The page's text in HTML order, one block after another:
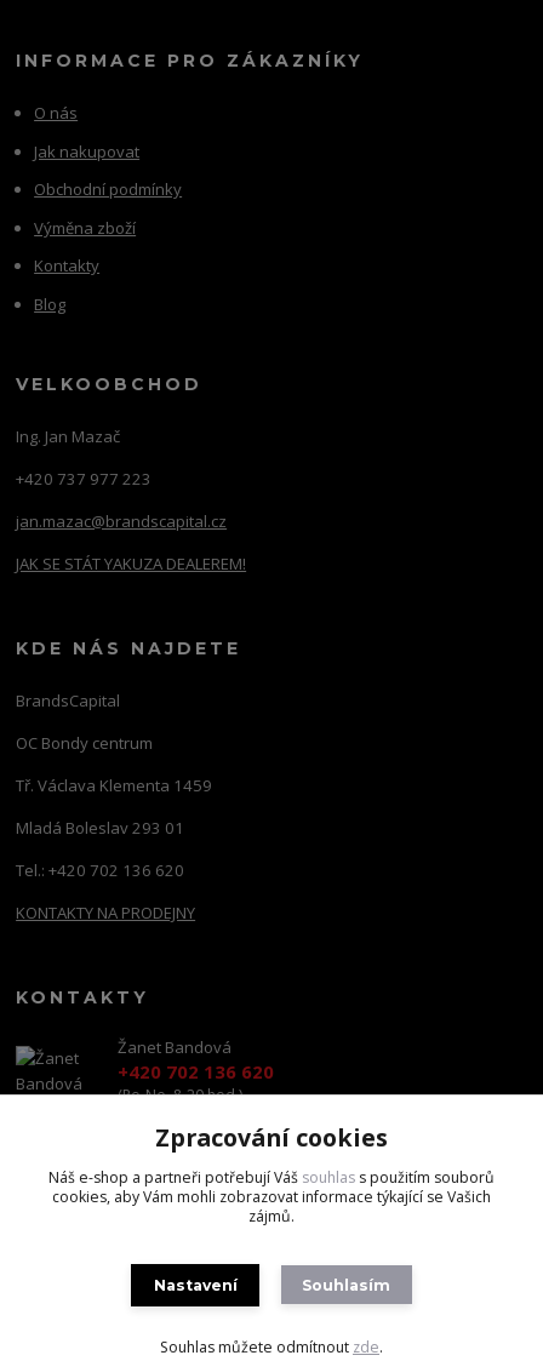
INFORMACE PRO ZÁKAZNÍKY
O nás
Jak nakupovat
Obchodní podmínky
Výměna zboží
Kontakty
Blog
VELKOOBCHOD
Ing. Jan Mazač
+420 737 977 223
jan.mazac@brandscapital.cz
JAK SE STÁT YAKUZA DEALEREM!
KDE NÁS NAJDETE
BrandsCapital
OC Bondy centrum
Tř. Václava Klementa 1459
Mladá Boleslav 293 01
Tel.: +420 702 136 620
KONTAKTY NA PRODEJNY
KONTAKTY
Žanet Bandová
+420 702 136 620
(Po-Ne, 8-20 hod.)
shop@brandscapital.cz
Zpracování cookies
Náš e-shop a partneři potřebují Váš souhlas s použitím souborů
cookies, aby Vám mohli zobrazovat informace týkající se Vašich
zájmů.
Nastavení Souhlasím
Souhlas můžete odmítnout zde.